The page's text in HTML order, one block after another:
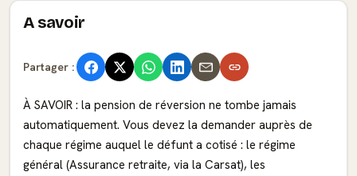
A savoir
Partager :
À SAVOIR : la pension de réversion ne tombe jamais
automatiquement. Vous devez la demander auprès de
chaque régime auquel le défunt a cotisé : le régime
général (Assurance retraite, via la Carsat), les